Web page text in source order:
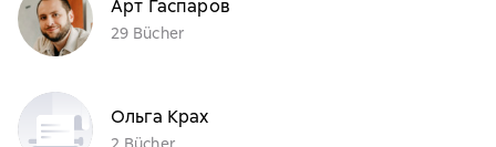
Арт Гаспаров
29 Bücher
Ольга Крах